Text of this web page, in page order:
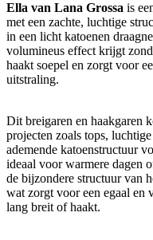
Ella van Lana Grossa is
met een zachte, luchtige
in een licht katoenen
volumineus effect krijgt
haakt soepel en zorgt voor
uitstraling.
Dit breigaren en haakgaren
projecten zoals tops,
ademende katoenstructuur
ideaal voor warmere dagen
de bijzondere structuur van
wat zorgt voor een egaal en
lang breit of haakt.